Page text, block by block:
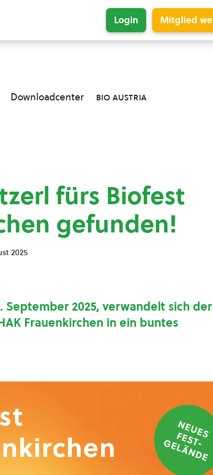
Login Mitglied
Downloadcenter bio austria
fürs Biofest
gefunden!
2025
September 2025, verwandelt sich der
Frauenkirchen in ein buntes